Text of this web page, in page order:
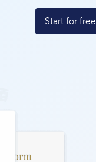
Start for free